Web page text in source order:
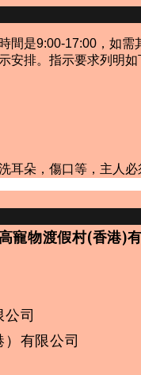
間是9:00-17:00，如
安排。指示要求列明如
耳朵，傷口等，主人
寵物渡假村(香港)
司
有限公司